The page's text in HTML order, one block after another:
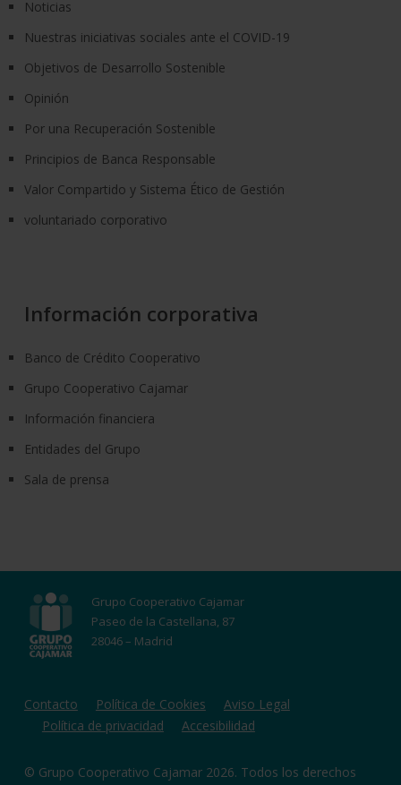
Noticias
Nuestras iniciativas sociales ante el COVID-19
Objetivos de Desarrollo Sostenible
Opinión
Por una Recuperación Sostenible
Principios de Banca Responsable
Valor Compartido y Sistema Ético de Gestión
voluntariado corporativo
Información corporativa
Banco de Crédito Cooperativo
Grupo Cooperativo Cajamar
Información financiera
Entidades del Grupo
Sala de prensa
Grupo Cooperativo Cajamar
Paseo de la Castellana, 87
28046 – Madrid
Contacto Política de Cookies
Aviso Legal
Política de privacidad
Accesibilidad
© Grupo Cooperativo Cajamar 2026. Todos los derechos